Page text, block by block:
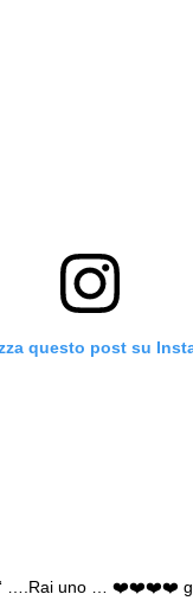
questo post su
“ ….Rai uno … ❤️❤️❤️❤️